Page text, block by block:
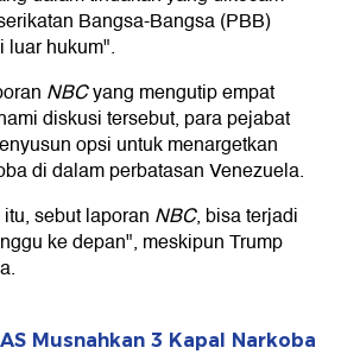
Bangsa-Bangsa (PBB)
luar hukum".
NBCyang mengutip empat
diskusi tersebut, para pejabat
opsi untuk menargetkan
di dalam perbatasan Venezuela.
sebut laporan NBC, bisa terjadi
ke depan", meskipun Trump
Musnahkan 3 Kapal Narkoba